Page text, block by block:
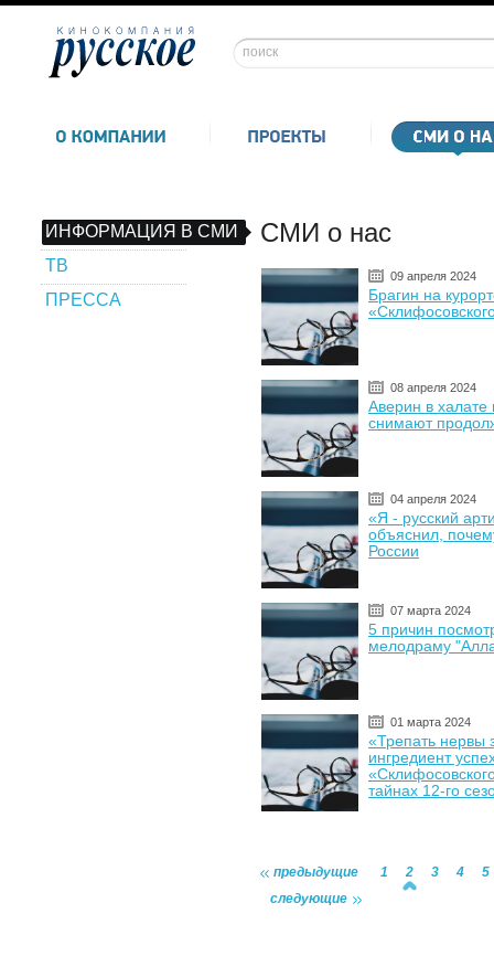
ИНФОРМАЦИЯ В СМИ
ТВ
ПРЕССА
СМИ о нас
09 апреля 2024
Брагин на
08 апреля 2024
Аверин в халате
снимают
04 апреля 2024
«Я - русский
объяснил,
России
07 марта 2024
5 причин
мелодраму
01 марта 2024
«Трепать нервы
ингредиент
тайнах 12-го
предыдущие 1 2 3 4
5
следующие